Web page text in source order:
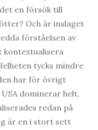
en försök till
Och är inslaget
förståelsen av
kontextualisera
tycks mindre
har för övrigt
dominerar helt,
redan på
är en i stort sett